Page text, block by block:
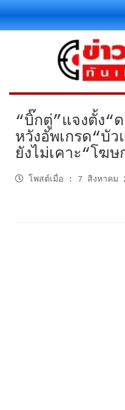
“บิ๊กตู่”แจงตั้ง“
หวังอัพเกรด“บั
ยังไม่เคาะ“โฆษ
โพสต์เมื่อ : 7 สิงหาคม